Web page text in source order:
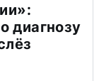
диагнозу